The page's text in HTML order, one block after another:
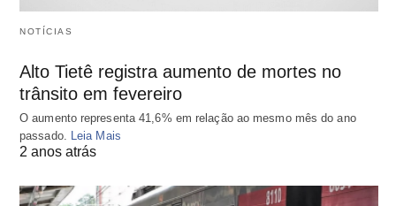
NOTÍCIAS
Alto Tietê registra aumento de mortes no
trânsito em fevereiro
O aumento representa 41,6% em relação ao mesmo mês do ano
passado.
Leia Mais
2 anos atrás